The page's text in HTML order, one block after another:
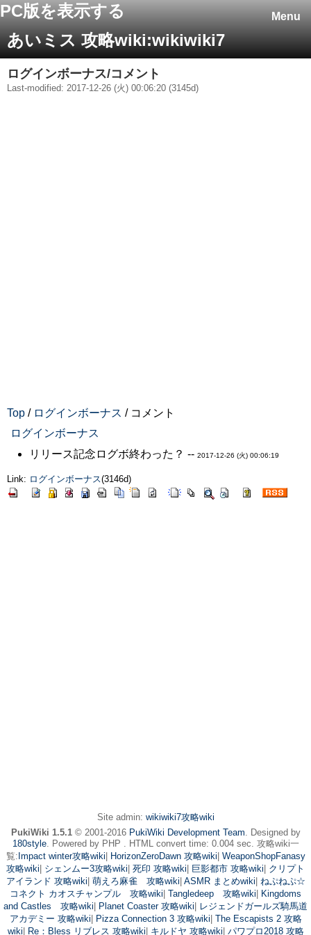
Menu
PC版を表示する
あいミス 攻略wiki:wikiwiki7
ログインボーナス/コメント
Last-modified: 2017-12-26 (火) 00:06:20 (3145d)
Top / ログインボーナス / コメント
ログインボーナス
リリース記念ログボ終わった？ -- 2017-12-26 (火) 00:06:19
Link: ログインボーナス(3146d)
Site admin: wikiwiki7攻略wiki
PukiWiki 1.5.1© 2001-2016 PukiWiki Development Team. Designed by
180style. Powered by PHP . HTML convert time: 0.004 sec. 攻略wiki一
覧: Impact winter攻略wiki HorizonZeroDawn 攻略wiki WeaponShopFanasy
攻略wiki シェンムー3攻略wiki 死印 攻略wiki 巨影都市 攻略wiki クリプト
アイランド 攻略wiki 萌えろ麻雀 攻略wiki ASMR まとめwiki ねぷねぷ☆
コネクト カオスチャンプル 攻略wiki Tangledeep 攻略wiki
Kingdoms
and Castles 攻略wiki
Planet Coaster 攻略wiki
レジェンドガールズ騎馬道
アカデミー 攻略wiki
Pizza Connection 3 攻略wiki The Escapists 2 攻略
wiki
Re：Bless リブレス 攻略wiki キルドヤ 攻略wiki パワプロ2018 攻略